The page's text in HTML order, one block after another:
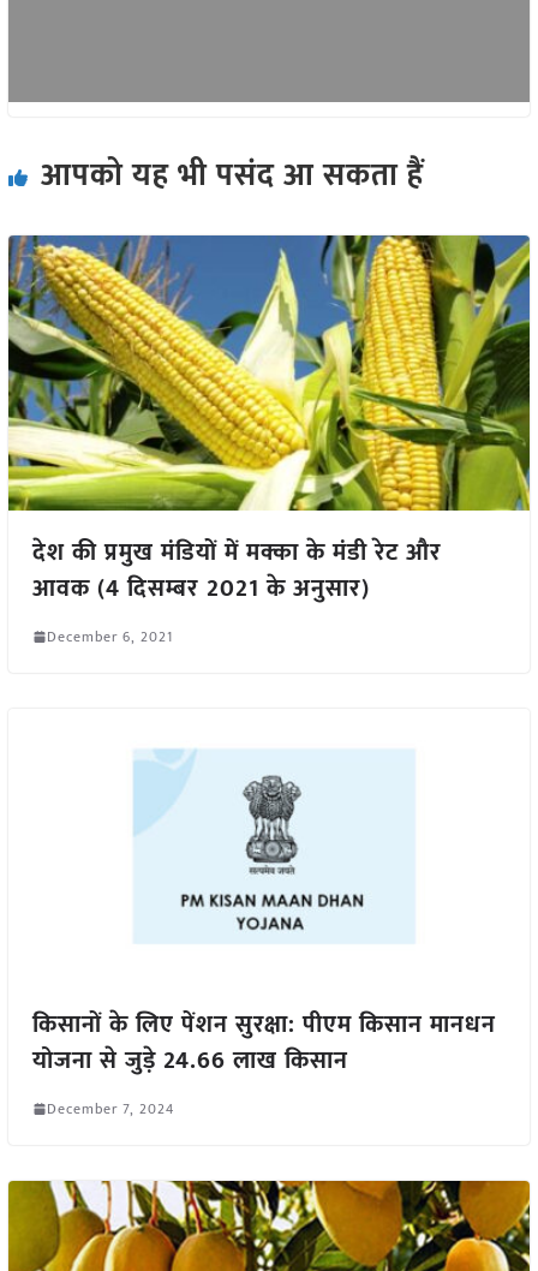
आपको यह भी पसंद आ सकता हैं
देश की प्रमुख मंडियों में मक्का के मंडी रेट और
आवक (4 दिसम्बर 2021 के अनुसार)
December 6, 2021
किसानों के लिए पेंशन सुरक्षा: पीएम किसान मानधन
योजना से जुड़े 24.66 लाख किसान
December 7, 2024